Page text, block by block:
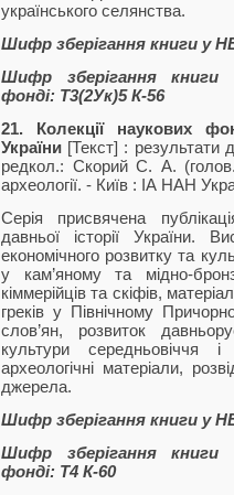
українського селянства.
Шифр зберігання книги у
Шифр зберігання книги
фонді: Т3(2Ук)5 К-56
21. Колекції наукових
України [Текст] : результати
редкол.: Скорий С. А.
археології. - Київ : ІА НАН
Серія присвячена
давньої історії України.
економічного розвитку та
у кам’яному та мідно-
кіммерійців та скіфів,
греків у Північному
слов’ян, розвиток
культури середньовіччя
археологічні матеріали,
джерела.
Шифр зберігання книги у
Шифр зберігання книги
фонді: Т4 К-60